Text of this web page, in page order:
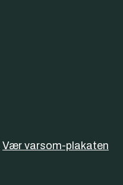
Vær varsom-plakaten